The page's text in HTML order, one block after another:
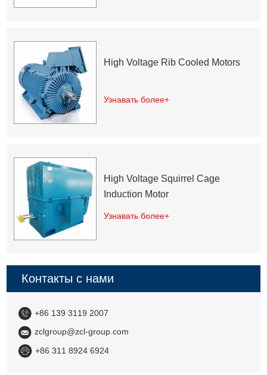
High Voltage Rib Cooled Motors
Узнавать более+
High Voltage Squirrel Cage
Induction Motor
Узнавать более+
Контакты с нами
+86 139 3119 2007
zclgroup@zcl-group.com
+86 311 8924 6924